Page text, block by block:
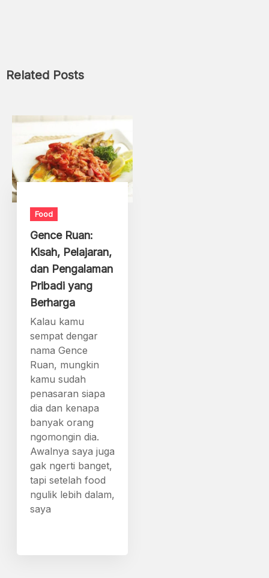
Related Posts
Food
Gence Ruan:
Kisah, Pelajaran,
dan Pengalaman
Pribadi yang
Berharga
Kalau kamu
sempat dengar
nama Gence
Ruan, mungkin
kamu sudah
penasaran siapa
dia dan kenapa
banyak orang
ngomongin dia.
Awalnya saya juga
gak ngerti banget,
tapi setelah food
ngulik lebih dalam,
saya